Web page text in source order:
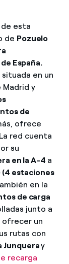
esta
de Pozuelo
España.
en un
Madrid y
de
ofrece
red cuenta
su
en la A-4 a
(4 estaciones
en la
de carga
junto a
ofrecer un
rutas con
Junqueray
recarga